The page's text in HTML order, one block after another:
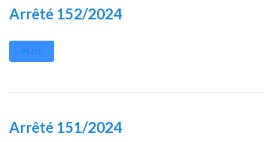
Arrêté 152/2024
PLUS
Arrêté 151/2024